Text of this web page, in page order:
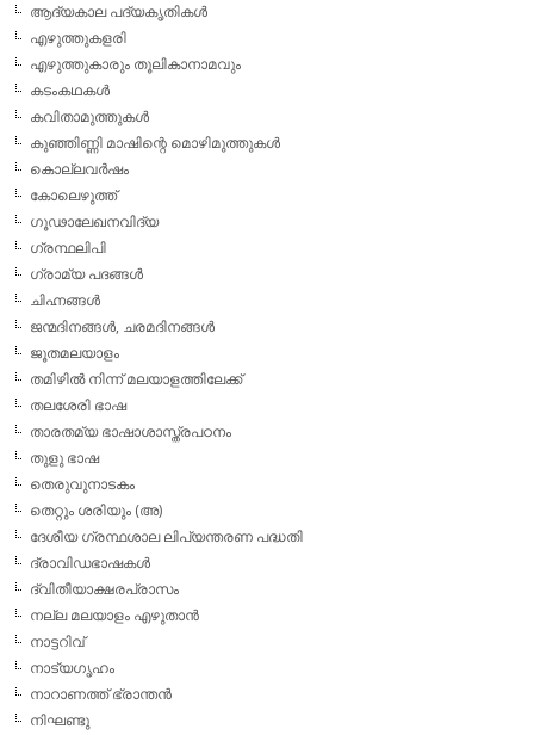
ആദ്യകാല പദ്യകൃതികള്‍
എഴുത്തുകളരി
എഴുത്തുകാരും തൂലികാനാമവും
കടംകഥകള്‍
കവിതാമുത്തുകള്‍
കുഞ്ഞിണ്ണി മാഷിന്റെ മൊഴിമുത്തുകള്‍
കൊല്ലവര്‍ഷം
കോലെഴുത്ത്
ഗൂഢാലേഖനവിദ്യ
ഗ്രന്ഥലിപി
ഗ്രാമ്യ പദങ്ങള്‍
ചിഹ്നങ്ങള്‍
ജന്മദിനങ്ങള്‍, ചരമദിനങ്ങള്‍
ജൂതമലയാളം
തമിഴില്‍ നിന്ന് മലയാളത്തിലേക്ക്
തലശേരി ഭാഷ
താരതമ്യ ഭാഷാശാസ്ത്രപഠനം
തുളു ഭാഷ
തെരുവുനാടകം
തെറ്റും ശരിയും (അ)
ദേശീയ ഗ്രന്ഥശാല ലിപ്യന്തരണ പദ്ധതി
ദ്രാവിഡഭാഷകള്‍
ദ്വിതീയാക്ഷരപ്രാസം
നല്ല മലയാളം എഴുതാന്‍
നാട്ടറിവ്
നാട്യഗൃഹം
നാറാണത്ത് ഭ്രാന്തന്‍
നിഘണ്ടു